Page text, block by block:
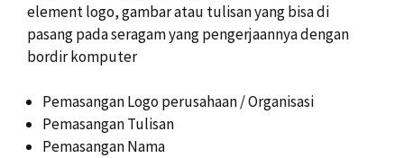
element logo, gambar atau tulisan yang bisa di
pasang pada seragam yang pengerjaannya dengan
bordir komputer
Pemasangan Logo perusahaan / Organisasi
Pemasangan Tulisan
Pemasangan Nama